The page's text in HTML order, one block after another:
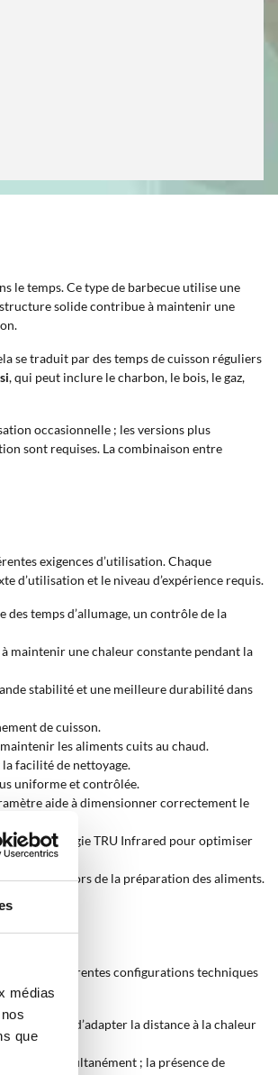
médias
que
le temps. Ce type de barbecue utilise une
solide contribue à maintenir une
se traduit par des temps de cuisson réguliers
, qui peut inclure le charbon, le bois, le gaz,
occasionnelle ; les versions plus
sont requises. La combinaison entre
exigences d’utilisation. Chaque
d’utilisation et le niveau d’expérience requis.
des temps d’allumage, un contrôle de la
maintenir une chaleur constante pendant la
stabilité et une meilleure durabilité dans
de cuisson.
les aliments cuits au chaud.
facilité de nettoyage.
uniforme et contrôlée.
aide à dimensionner correctement le
la technologie TRU Infrared pour optimiser
la praticité lors de la préparation des aliments.
et les différentes configurations techniques
permet d’adapter la distance à la chaleur
plats simultanément ; la présence de